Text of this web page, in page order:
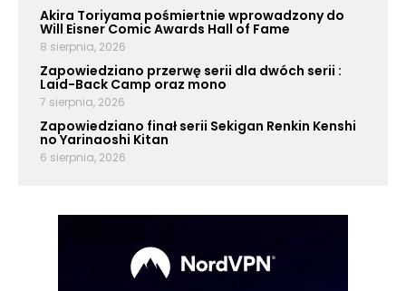
Akira Toriyama pośmiertnie wprowadzony do
Will Eisner Comic Awards Hall of Fame
8 sierpnia, 2026
Zapowiedziano przerwę serii dla dwóch serii :
Laid-Back Camp oraz mono
7 sierpnia, 2026
Zapowiedziano finał serii Sekigan Renkin Kenshi
no Yarinaoshi Kitan
6 sierpnia, 2026